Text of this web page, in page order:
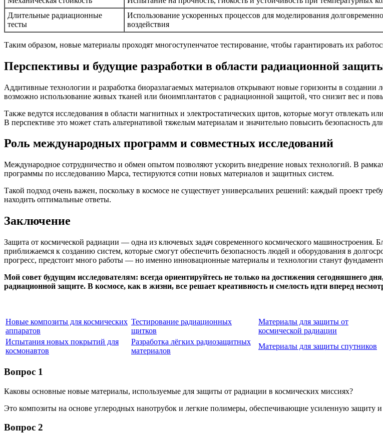
Длительные радиационные
тесты
Использование ускоренных процессов для моделирования
воздействия
Таким образом, новые материалы проходят многоступенчатое тестирование, чтобы гарантировать их
Перспективы и будущие разработки в области радиационной
Аддитивные технологии и разработка биоразлагаемых материалов открывают новые горизонты в
возможно использование живых тканей или биоимплантатов с радиационной защитой, что снизит вес и
Также ведутся исследования в области магнитных и электростатических щитов, которые могут отвлекать
В перспективе это может стать альтернативой тяжелым материалам и значительно повысить безопасность
Роль международных программ и совместных исследований
Международное сотрудничество и обмен опытом позволяют ускорить внедрение новых технологий. В
программы по исследованию Марса, тестируются сотни новых материалов и защитных систем.
Такой подход очень важен, поскольку в космосе не существует универсальних решений: каждый проект
находить оптимальные ответы.
Заключение
Защита от космической радиации — одна из ключевых задач современного космического
приближаемся к созданию систем, которые смогут обеспечить безопасность людей и оборудования в
прогресс, предстоит много работы — но именно инновационные материалы и технологии станут
Мой совет будущим исследователям: всегда ориентируйтесь не только на достижения сегодняшнего
радиационной защите. В космосе, как в жизни, все решает креативность и смелость идти вперед
Новые композиты для космических
аппаратов
Тестирование радиационных
щитков
Материалы для защиты от
космической радиации
Испытания новых покрытий для
космонавтов
Разработка лёгких радиозащитных
материалов
Материалы для защиты спутников
Вопрос 1
Каковы основные новые материалы, используемые для защиты от радиации в космических миссиях?
Это композиты на основе углеродных нанотрубок и легкие полимеры, обеспечивающие усиленную защиту
Вопрос 2